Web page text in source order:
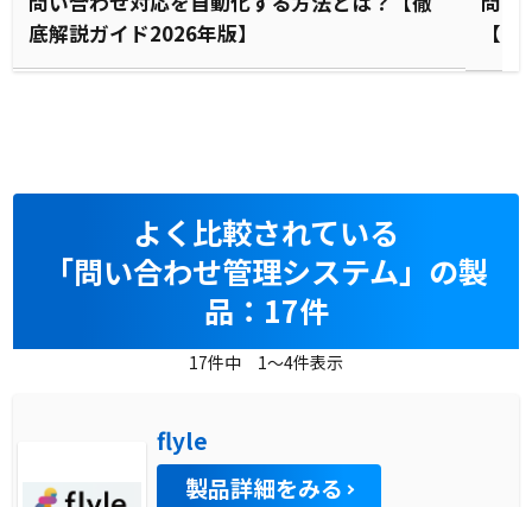
底解説ガイド2026年版】
【
よく比較されている
「問い合わせ管理システム」の製
品：17件
17件中 1～4件表示
flyle
製品詳細をみる